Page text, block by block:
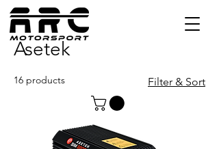
Asetek
16 products Filter & Sort